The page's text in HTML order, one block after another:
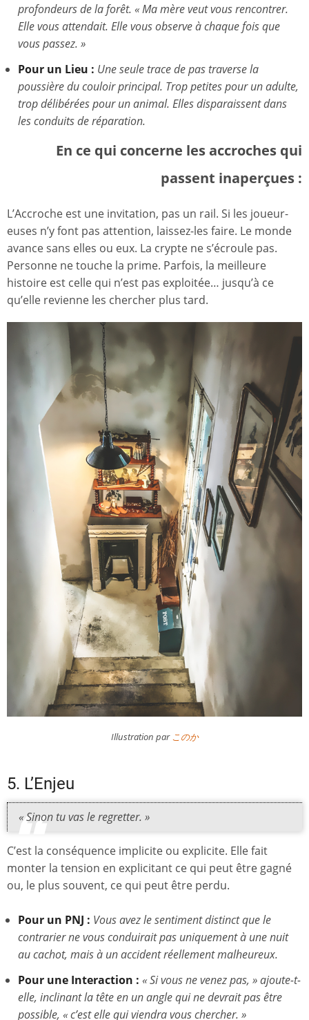
profondeurs de la forêt. « Ma mère veut vous rencontrer.
Elle vous attendait. Elle vous observe à chaque fois que
vous passez. »
Pour un Lieu : Une seule trace de pas traverse la
poussière du couloir principal. Trop petites pour un adulte,
trop délibérées pour un animal. Elles disparaissent dans
les conduits de réparation.
En ce qui concerne les accroches qui
passent inaperçues :
L’Accroche est une invitation, pas un rail. Si les joueur-
euses n’y font pas attention, laissez-les faire. Le monde
avance sans elles ou eux. La crypte ne s’écroule pas.
Personne ne touche la prime. Parfois, la meilleure
histoire est celle qui n’est pas exploitée… jusqu’à ce
qu’elle revienne les chercher plus tard.
Illustration parこのか
5. L’Enjeu
« Sinon tu vas le regretter. »
C’est la conséquence implicite ou explicite. Elle fait
monter la tension en explicitant ce qui peut être gagné
ou, le plus souvent, ce qui peut être perdu.
Pour un PNJ : Vous avez le sentiment distinct que le
contrarier ne vous conduirait pas uniquement à une nuit
au cachot, mais à un accident réellement malheureux.
Pour une Interaction : « Si vous ne venez pas, » ajoute-t-
elle, inclinant la tête en un angle qui ne devrait pas être
possible, « c’est elle qui viendra vous chercher. »